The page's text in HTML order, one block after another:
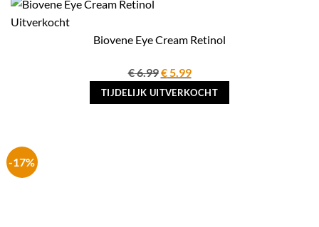
Uitverkocht
Biovene Eye Cream Retinol
€6.99Oorspronkelijke
prijs
was:
€5.99Huidige
prijs
is:
TIJDELIJK UITVERKOCHT
-17%